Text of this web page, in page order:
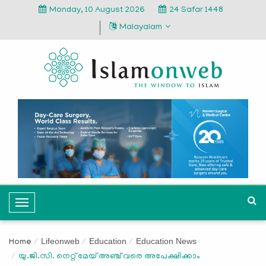
Monday, 10 August 2026
24 Safar 1448
Malayalam
T
o
g
l
Home Lifeonweb Education Education News
യു.ജി.സി. നെറ്റ് മേയ് അഞ്ച് വരെ അപേക്ഷിക്കാം